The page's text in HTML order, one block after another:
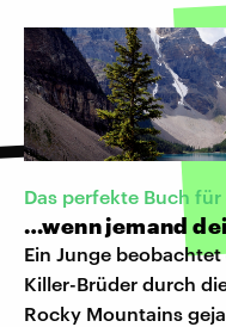
Das perfekte Buch
…wenn jemand
Ein Junge
Killer-Brüder durch
Rocky Mountains